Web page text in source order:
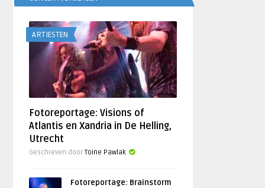
ARTIESTEN
Fotoreportage: Visions of
Atlantis en Xandria in De Helling,
Utrecht
Geschreven doorToine Pawlak
Fotoreportage: Brainstorm